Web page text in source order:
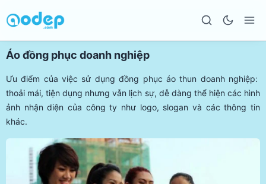
Áo đồng phục doanh nghiệp
Ưu điểm của việc sử dụng đồng phục áo thun doanh nghiệp:
thoải mái, tiện dụng nhưng vẫn lịch sự, dễ dàng thể hiện các hình
ảnh nhận diện của công ty như logo, slogan và các thông tin
khác.